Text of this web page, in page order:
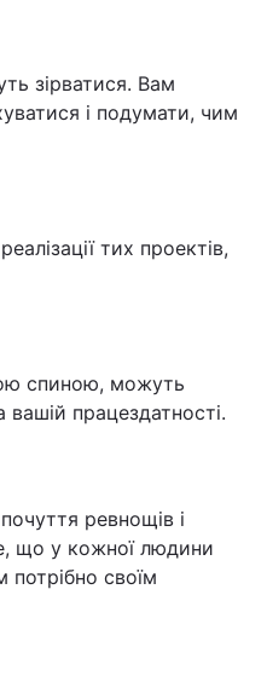
зірватися. Вам
і подумати, чим
тих проектів,
спиною, можуть
вашій працездатності.
ревнощів і
що у кожної людини
потрібно своїм